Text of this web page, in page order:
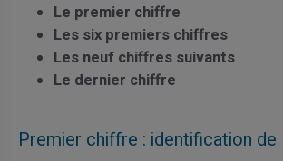
Le premier chiffre
Les six premiers chiffres
Les neuf chiffres suivants
Le dernier chiffre
Premier chiffre : identification de